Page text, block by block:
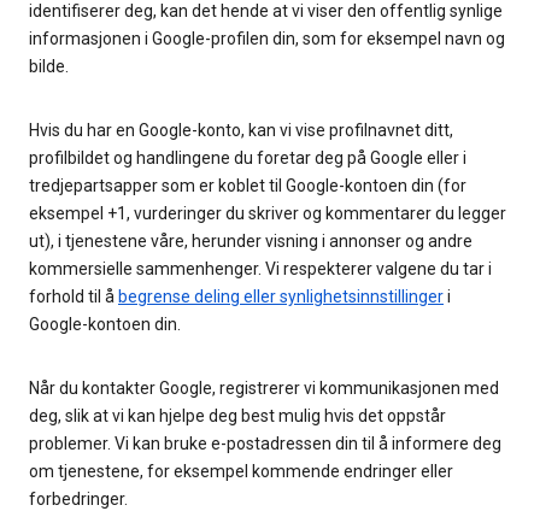
identifiserer deg, kan det hende at vi viser den offentlig synlige
informasjonen i Google-profilen din, som for eksempel navn og
bilde.
Hvis du har en Google-konto, kan vi vise profilnavnet ditt,
profilbildet og handlingene du foretar deg på Google eller i
tredjepartsapper som er koblet til Google-kontoen din (for
eksempel +1, vurderinger du skriver og kommentarer du legger
ut), i tjenestene våre, herunder visning i annonser og andre
kommersielle sammenhenger. Vi respekterer valgene du tar i
forhold til å begrense deling eller synlighetsinnstillingeri
Google-kontoen din.
Når du kontakter Google, registrerer vi kommunikasjonen med
deg, slik at vi kan hjelpe deg best mulig hvis det oppstår
problemer. Vi kan bruke e-postadressen din til å informere deg
om tjenestene, for eksempel kommende endringer eller
forbedringer.